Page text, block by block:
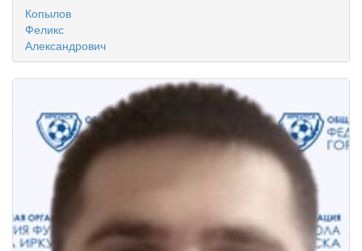
Копылов
Феликс
Александрович